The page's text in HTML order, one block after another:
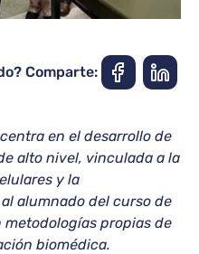
Comparte:
en el desarrollo de
alto nivel, vinculada a la
y la
alumnado del curso de
propias de
biomédica.